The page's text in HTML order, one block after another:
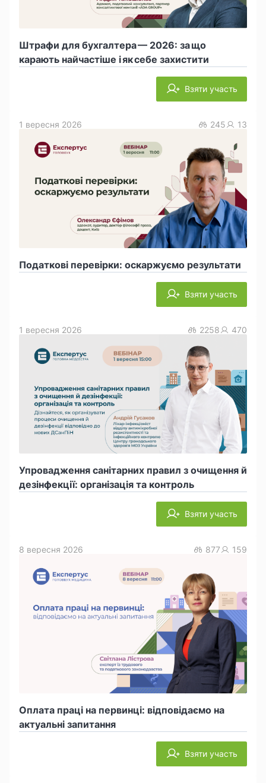
Штрафи для бухгалтера — 2026: за що
карають найчастіше і як себе захистити
Взяти участь
Податкові перевірки: оскаржуємо результати
1 вересня 2026 245 13
Взяти участь
Упровадження санітарних правил з очищення й
дезінфекції: організація та контроль
1 вересня 2026 2258 470
Взяти участь
Оплата праці на первинці: відповідаємо на
актуальні запитання
8 вересня 2026 877 159
Взяти участь